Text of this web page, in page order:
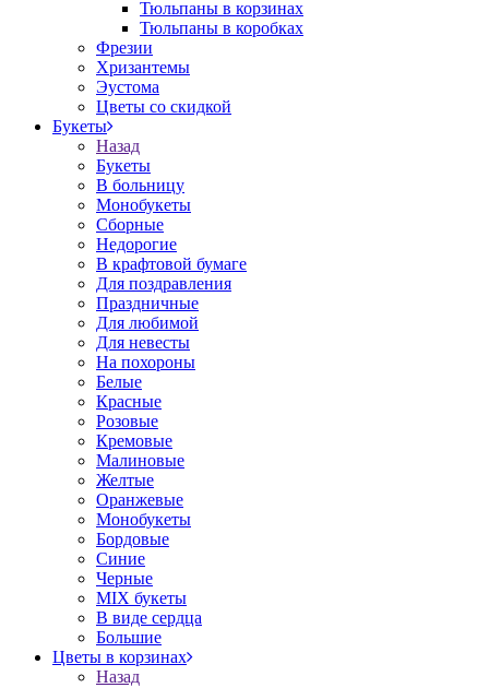
Тюльпаны в корзинах
Тюльпаны в коробках
Фрезии
Хризантемы
Эустома
Цветы со скидкой
Букеты
Назад
Букеты
В больницу
Монобукеты
Сборные
Недорогие
В крафтовой бумаге
Для поздравления
Праздничные
Для любимой
Для невесты
На похороны
Белые
Красные
Розовые
Кремовые
Малиновые
Желтые
Оранжевые
Монобукеты
Бордовые
Синие
Черные
MIX букеты
В виде сердца
Большие
Цветы в корзинах
Назад